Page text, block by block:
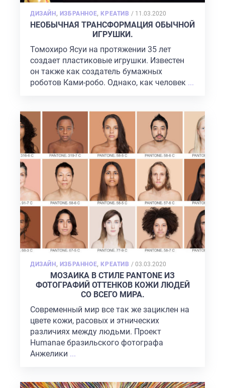
ДИЗАЙН , ИЗБРАННОЕ, КРЕАТИВ / POSTED
ON
11.03.2020
НЕОБЫЧНАЯ ТРАНСФОРМАЦИЯ ОБЫЧНОЙ
ИГРУШКИ.
Томохиро Ясуи на протяжении 35 лет
создает пластиковые игрушки. Известен
он также как создатель бумажных
роботов Ками-робо. Однако, как человек ...
ДИЗАЙН, ИЗБРАННОЕ, КРЕАТИВ /POSTED
ON
03.03.2020
МОЗАИКА В СТИЛЕ PANTONE ИЗ
ФОТОГРАФИЙ ОТТЕНКОВ КОЖИ ЛЮДЕЙ
СО ВСЕГО МИРА.
Современный мир все так же зациклен на
цвете кожи, расовых и этнических
различиях между людьми. Проект
Humanae бразильского фотографа
Анжелики ...